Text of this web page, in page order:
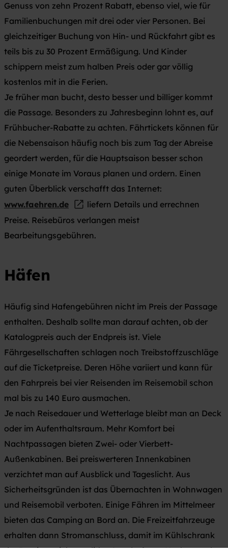
Genuss von zehn Prozent Rabatt, ebenso viel, wie für
Familienbuchungen mit drei oder vier Personen. Bei
gleichzeitiger Buchung von Hin- und Rückfahrt gibt es
teils bis zu 30 Prozent Ermäßigung. Und Kinder
schippern meist zum halben Preis oder gar völlig
kostenlos mit in die Ferien.
Je früher man bucht, desto besser und billiger kommt
die Passage. Besonders zu Jahresbeginn lohnt es, auf
Frühbucher-Rabatte zu achten. Fährtickets können für
die Nebensaison häufig noch bis zum Tag der Abreise
geordert werden, für die Hauptsaison besser schon
einige Monate im Voraus planen und ordern. Einen
guten Überblick verschafft das Internet:
www.faehren.de
liefern Details und errechnen
Preise. Reisebüros verlangen meist
Bearbeitungsgebühren.
Häfen
Häufig sind Hafengebühren nicht im Preis der Passage
enthalten. Deshalb sollte man darauf achten, ob der
Katalogpreis auch der Endpreis ist. Viele
Fährgesellschaften schlagen noch Treibstoffzuschläge
auf die Ticketpreise. Deren Höhe variiert und kann für
den Fahrpreis bei vier Reisenden im Reisemobil schon
mal bis zu 140 Euro ausmachen.
Je nach Reisedauer und Wetterlage bleibt man an Deck
oder im Aufenthaltsraum. Mehr Komfort bei
Nachtpassagen bieten Zwei- oder Vierbett-
Außenkabinen. Bei preiswerteren Innenkabinen
verzichtet man auf Ausblick und Tageslicht. Aus
Sicherheitsgründen ist das Übernachten in Wohnwagen
und Reisemobil verboten. Einige Fähren im Mittelmeer
bieten das Camping an Bord an. Die Freizeitfahrzeuge
erhalten dann Stromanschluss, damit im Kühlschrank
der Proviant nicht verdirbt. Gas darf zum Kochen und